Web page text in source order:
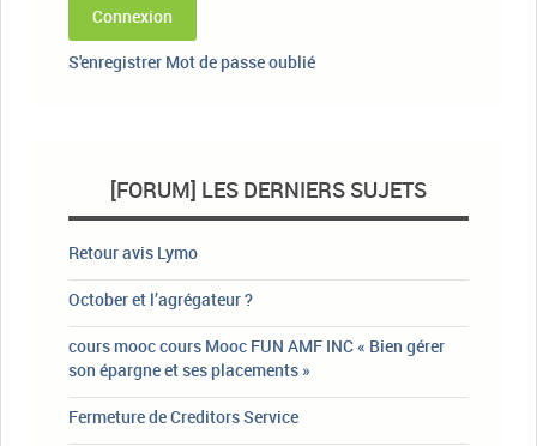
Connexion
S'enregistrer Mot de passe oublié
[FORUM] LES DERNIERS SUJETS
Retour avis Lymo
October et l’agrégateur ?
cours mooc cours Mooc FUN AMF INC « Bien gérer
son épargne et ses placements »
Fermeture de Creditors Service